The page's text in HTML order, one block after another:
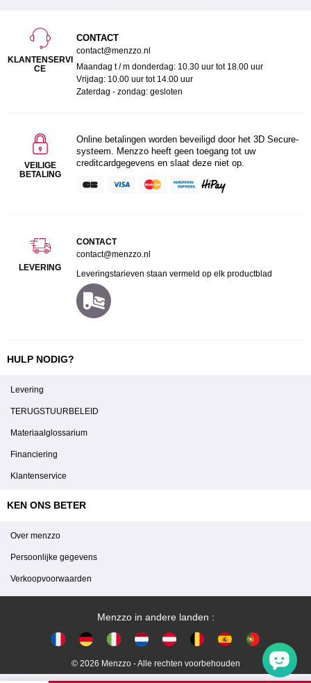
KLANTENSERVI
CE
CONTACT
contact@menzzo.nl
Maandag t / m donderdag: 10.30 uur tot 18.00 uur
Vrijdag: 10.00 uur tot 14.00 uur
Zaterdag - zondag: gesloten
VEILIGE
BETALING
Online betalingen worden beveiligd door het 3D Secure-
systeem. Menzzo heeft geen toegang tot uw
creditcardgegevens en slaat deze niet op.
LEVERING
CONTACT
contact@menzzo.nl
Leveringstarieven staan vermeld op elk productblad
HULP NODIG?
Levering
TERUGSTUURBELEID
Materiaalglossarium
Financiering
Klantenservice
KEN ONS BETER
Over menzzo
Persoonlijke gegevens
Verkoopvoorwaarden
Menzzo in andere landen :
© 2026 Menzzo - Alle rechten voorbehouden